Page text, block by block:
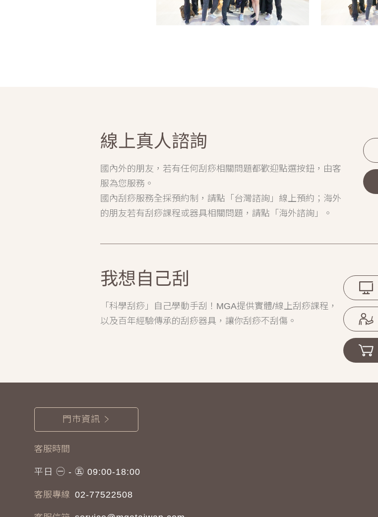
線上真人諮詢
國內外的朋友，若有任何刮痧相關問題都歡迎點選按鈕，由客
服為您服務。
國內刮痧服務全採預約制，請點「台灣諮詢」線上預約；海外
的朋友若有刮痧課程或器具相關問題，請點「海外諮詢」。
我想自己刮
「科學刮痧」自己學動手刮！MGA提供實體/線上刮痧課程，
以及百年經驗傳承的刮痧器具，讓你刮痧不刮傷。
門市資訊
客服時間
平日 ㊀ - ㊄ 09:00-18:00
客服專線 02-77522508